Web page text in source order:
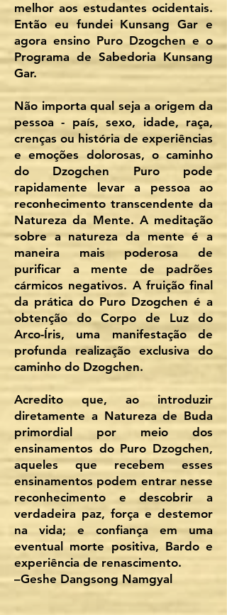
melhor aos estudantes ocidentais.
Então eu fundei Kunsang Gar e
agora ensino Puro Dzogchen e o
Programa de Sabedoria Kunsang
Gar.
Não importa qual seja a origem da
pessoa - país, sexo, idade, raça,
crenças ou história de experiências
e emoções dolorosas, o caminho
do Dzogchen Puro pode
rapidamente levar a pessoa ao
reconhecimento transcendente da
Natureza da Mente. A meditação
sobre a natureza da mente é a
maneira mais poderosa de
purificar a mente de padrões
cármicos negativos. A fruição final
da prática do Puro Dzogchen é a
obtenção do Corpo de Luz do
Arco-Íris, uma manifestação de
profunda realização exclusiva do
caminho do Dzogchen.
Acredito que, ao introduzir
diretamente a Natureza de Buda
primordial por meio dos
ensinamentos do Puro Dzogchen,
aqueles que recebem esses
ensinamentos podem entrar nesse
reconhecimento e descobrir a
verdadeira paz, força e destemor
na vida; e confiança em uma
eventual morte positiva, Bardo e
experiência de renascimento.
–Geshe Dangsong Namgyal